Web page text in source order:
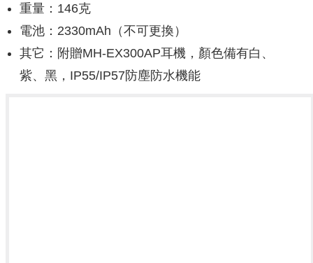
重量：146克
電池：2330mAh（不可更換）
其它：附贈MH-EX300AP耳機 ， 顏色備有白、
紫、黑 ，IP55/IP57防塵防水機能